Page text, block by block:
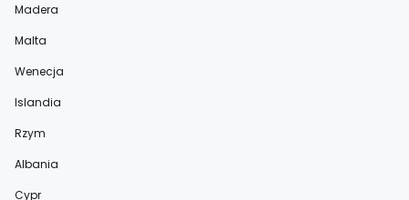
Madera
Malta
Wenecja
Islandia
Rzym
Albania
Cypr